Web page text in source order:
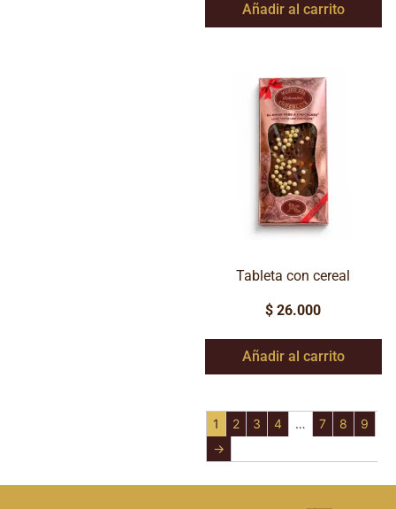
Añadir al carrito
Tableta con cereal
$ 26.000
Añadir al carrito
1 2 3 4 … 7 8
9
→